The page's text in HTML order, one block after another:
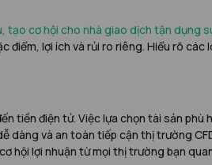
cơ hội cho nhà giao dịch tận dụng
điểm, lợi ích và rủi ro riêng. Hiểu rõ
tiền điện tử. Việc lựa chọn tài sản
dàng và an toàn tiếp cận thị trường
hội lợi nhuận từ mọi thị trường bạn